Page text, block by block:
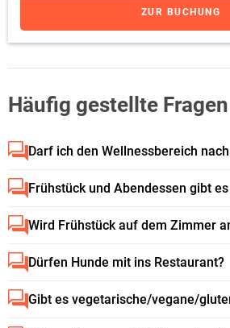
ZUR BUCHUNG
Häufig gestellte Fragen
Darf ich den Wellnessbereich
Frühstück und Abendessen gibt
Wird Frühstück auf dem Zimmer
Dürfen Hunde mit ins Restaurant?
Gibt es vegetarische/vegane/